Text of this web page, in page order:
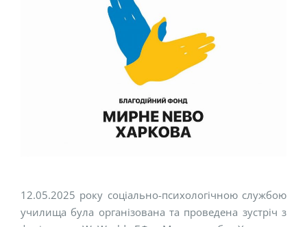
12.05.2025 року соціально-психологічною службою
училища була організована та проведена зустріч з